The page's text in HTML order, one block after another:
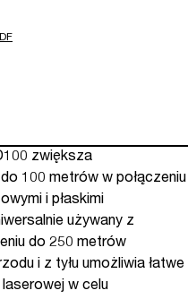
zwiększa
100 metrów w połączeniu
i płaskimi
używany z
do 250 metrów
i z tyłu umożliwia łatwe
laserowej w celu